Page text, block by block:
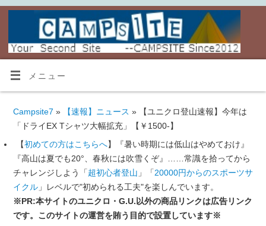
メニュー
Campsite7 » 【速報】ニュース » 【ユニクロ登山速報】今年は
「ドライEX Tシャツ大幅拡充」【￥1500-】
【初めての方はこちらへ】『暑い時期には低山はやめておけ』
『高山は夏でも20°、春秋には吹雪くぞ』……常識を拾ってから
チャレンジしよう「超初心者登山 」「20000円からのスポーツサ
イクル」レベルで"初められる工夫"を楽しんでいます。
※PR:本サイトのユニクロ・G.U.以外の商品リンクは広告リンク
です。このサイトの運営を賄う目的で設置しています※